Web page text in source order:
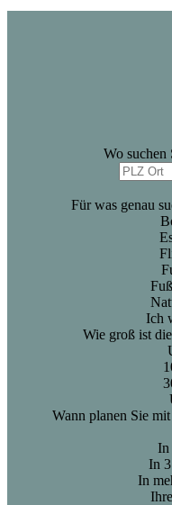
Wo suchen
Für was genau
Ich
Wie groß ist
Wann planen Sie
In
In
In